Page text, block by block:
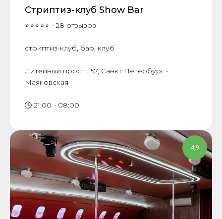
Стриптиз-клуб Show Bar
⭐⭐⭐⭐⭐ • 28 отзывов
стриптиз-клуб, бар, клуб
Литейный просп., 57, Санкт Петербург •
Маяковская
🕓 21:00 - 08:00
4,9